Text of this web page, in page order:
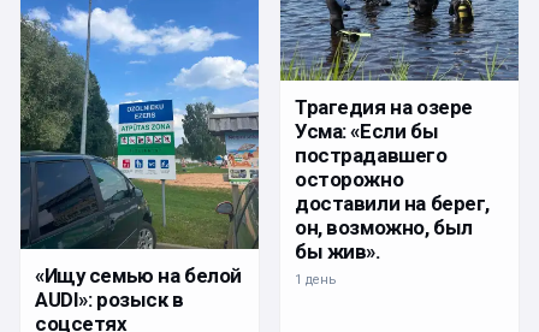
«Ищу семью на белой
AUDI»: розыск в
соцсетях
Трагедия на озере
Усма: «Если бы
пострадавшего
осторожно
доставили на берег,
он, возможно, был
бы жив».
1 день